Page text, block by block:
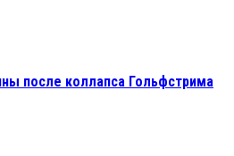
после коллапса Гольфстрима